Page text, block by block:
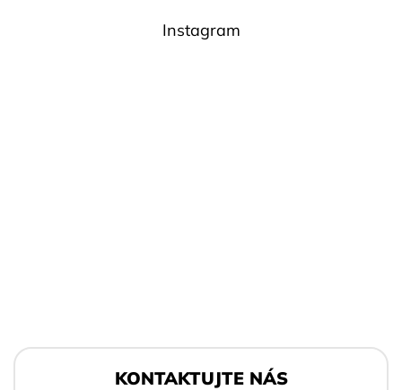
Instagram
KONTAKTUJTE NÁS